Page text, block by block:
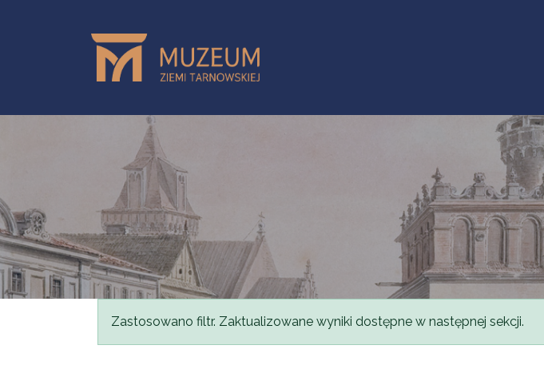
Komunikat
Zastosowano filtr. Zaktualizowane wyniki dostępne w następnej sekcji.